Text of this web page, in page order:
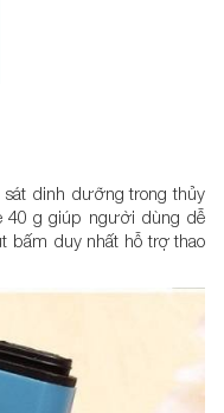
dinh dưỡng trong thủy
40 g giúp người dùng dễ
bấm duy nhất hỗ trợ thao